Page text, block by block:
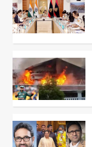
2
3
4